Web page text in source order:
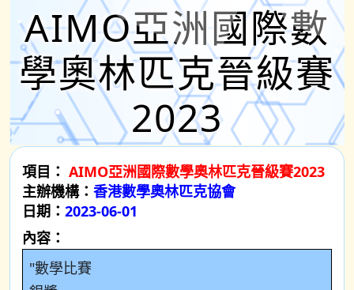
AIMO亞洲國際數
學奧林匹克晉級賽
2023
項目： AIMO亞洲國際數學奧林匹克晉級賽2023
主辦機構： 香港數學奧林匹克協會
日期： 2023-06-01
內容：
"數學比賽